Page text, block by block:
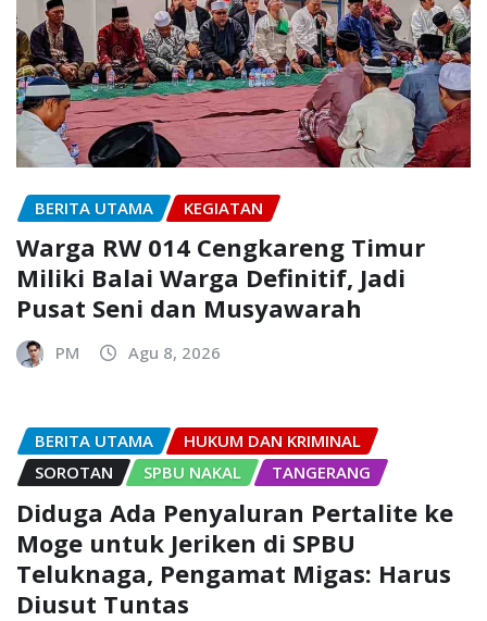
BERITA UTAMA KEGIATAN
Warga RW 014 Cengkareng Timur
Miliki Balai Warga Definitif, Jadi
Pusat Seni dan Musyawarah
PM Agu 8, 2026
BERITA UTAMA
HUKUM DAN KRIMINAL
SOROTAN
SPBU NAKAL TANGERANG
Diduga Ada Penyaluran Pertalite ke
Moge untuk Jeriken di SPBU
Teluknaga, Pengamat Migas: Harus
Diusut Tuntas